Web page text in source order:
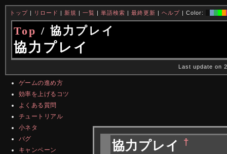
トップ| リロード | 新規 | 一覧 | 単語検索 | 最終更新 | ヘルプ| Color:
Top / 協力プレイ
協力プレイ
Last update on
ゲームの進め方
効率を上げるコツ
よくある質問
チュートリアル
小ネタ
バグ
キャンペーン
協力プレイ †